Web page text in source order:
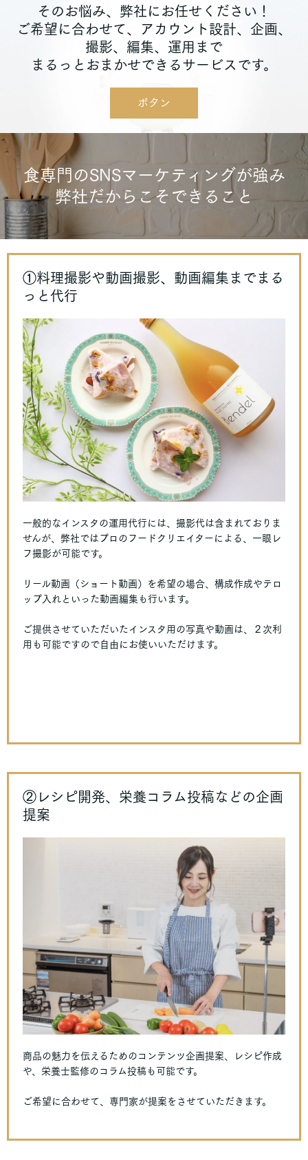
そのお悩み、弊社にお任せください！
ご希望に合わせて、アカウント設計、企画、
撮影、編集、運用まで
まるっとおまかせできるサービスです。
ボタン
食専門のSNSマーケティングが強み
弊社だからこそできること
①料理撮影や動画撮影、動画編集までまる
っと代行
一般的なインスタの運用代行には、撮影代は含まれておりま
せんが、弊社ではプロのフードクリエイターによる、一眼レ
フ撮影が可能です。
リール動画（ショート動画）を希望の場合、構成作成やテロ
ップ入れといった動画編集も行います。
ご提供させていただいたインスタ用の写真や動画は、２次利
用も可能ですので自由にお使いいただけます。
②レシピ開発、栄養コラム投稿などの企画
提案
商品の魅力を伝えるためのコンテンツ企画提案、レシピ作成
や、栄養士監修のコラム投稿も可能です。
ご希望に合わせて、専門家が提案をさせていただきます。